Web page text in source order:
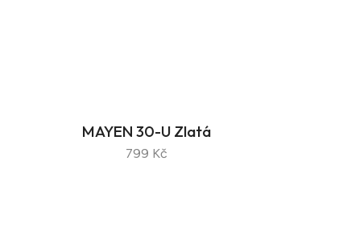
MAYEN 30-U Zlatá
799 Kč